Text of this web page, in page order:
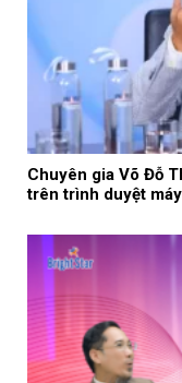
Chuyên gia Võ Đỗ
trên trình duyệt